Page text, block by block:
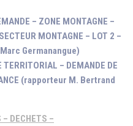
– ZONE MONTAGNE –
MONTAGNE – LOT 2 –
Germanangue)
– DEMANDE DE
(rapporteur M. Bertrand
DECHETS –